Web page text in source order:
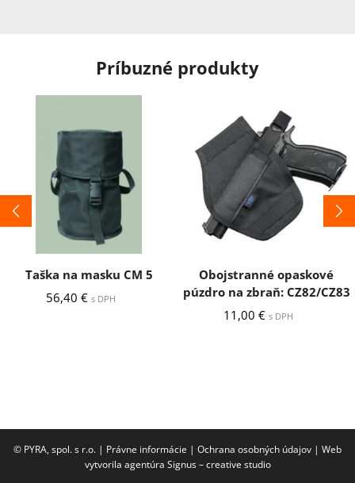
Príbuzné produkty
Taška na masku CM 5
56,40 € s DPH
Obojstranné opaskové
púzdro na zbraň: CZ82/CZ83
11,00 € s DPH
© PYRA, spol. s r.o. | Právne informácie | Ochrana osobných údajov | Web
vytvorila agentúra Signus – creative studio